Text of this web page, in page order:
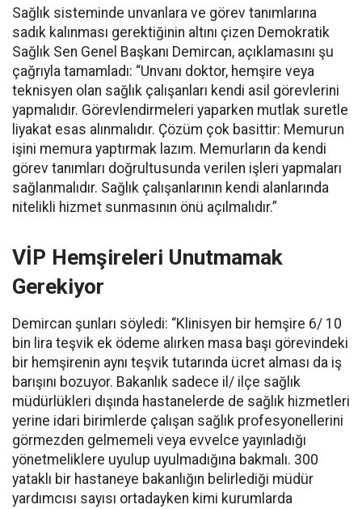
Sağlık sisteminde unvanlara ve görev tanımlarına
sadık kalınması gerektiğinin altını çizen Demokratik
Sağlık Sen Genel Başkanı Demircan, açıklamasını şu
çağrıyla tamamladı: “Unvanı doktor, hemşire veya
teknisyen olan sağlık çalışanları kendi asil görevlerini
yapmalıdır. Görevlendirmeleri yaparken mutlak suretle
liyakat esas alınmalıdır. Çözüm çok basittir: Memurun
işini memura yaptırmak lazım. Memurların da kendi
görev tanımları doğrultusunda verilen işleri yapmaları
sağlanmalıdır. Sağlık çalışanlarının kendi alanlarında
nitelikli hizmet sunmasının önü açılmalıdır.”
VİP Hemşireleri Unutmamak
Gerekiyor
Demircan şunları söyledi: “Klinisyen bir hemşire 6/ 10
bin lira teşvik ek ödeme alırken masa başı görevindeki
bir hemşirenin aynı teşvik tutarında ücret alması da iş
barışını bozuyor. Bakanlık sadece il/ ilçe sağlık
müdürlükleri dışında hastanelerde de sağlık hizmetleri
yerine idari birimlerde çalışan sağlık profesyonellerini
görmezden gelmemeli veya evvelce yayınladığı
yönetmeliklere uyulup uyulmadığına bakmalı. 300
yataklı bir hastaneye bakanlığın belirlediği müdür
yardımcısı sayısı ortadayken kimi kurumlarda